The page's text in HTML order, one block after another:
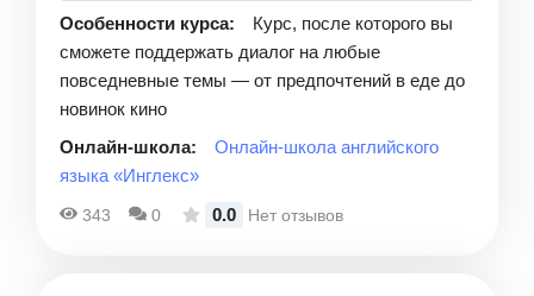
Особенности курса:
Курс, после которого вы
сможете поддержать диалог на любые
повседневные темы — от предпочтений в еде до
новинок кино
Онлайн-школа:
Онлайн-школа английского
языка «Инглекс»
343 0 0.0 Нет отзывов